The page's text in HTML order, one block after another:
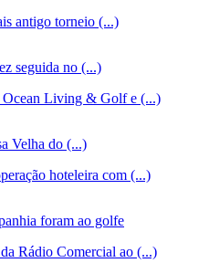
antigo torneio (...)
seguida no (...)
Ocean Living & Golf e (...)
Velha do (...)
hoteleira com (...)
foram ao golfe
Rádio Comercial ao (...)